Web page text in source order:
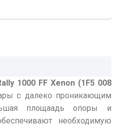
1000 FF Xenon (1F5 008
с далеко проникающим
площаадь опоры и
необходимую